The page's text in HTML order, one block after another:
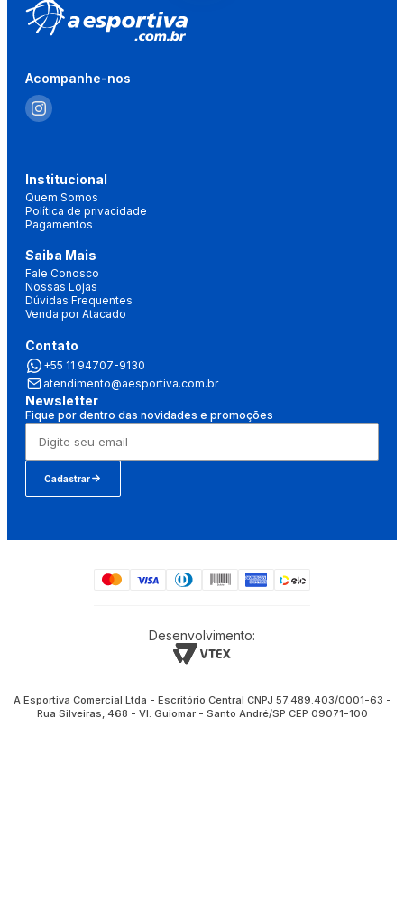
Acompanhe-nos
Institucional
Quem Somos
Política de privacidade
Pagamentos
Saiba Mais
Fale Conosco
Nossas Lojas
Dúvidas Frequentes
Venda por Atacado
Contato
+55 11 94707-9130
atendimento@aesportiva.com.br
Newsletter
Fique por dentro das novidades e promoções
Cadastrar
Desenvolvimento:
A Esportiva Comercial Ltda - Escritório Central CNPJ 57.489.403/0001-63 -
Rua Silveiras, 468 - Vl. Guiomar - Santo André/SP CEP 09071-100